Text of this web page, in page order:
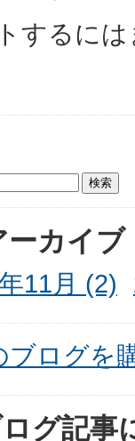
するには
ーカイブ
11月 (2)
ブログを
グ記事